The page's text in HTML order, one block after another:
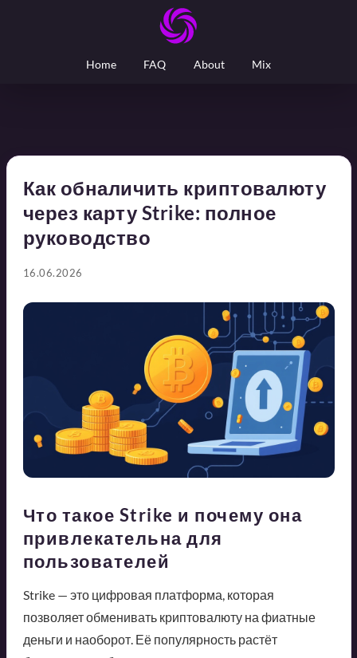
Home FAQ About Mix
Как обналичить криптовалюту
через карту Strike: полное
руководство
16.06.2026
Что такое Strike и почему она
привлекательна для
пользователей
Strike — это цифровая платформа, которая
позволяет обменивать криптовалюту на фиатные
деньги и наоборот. Её популярность растёт